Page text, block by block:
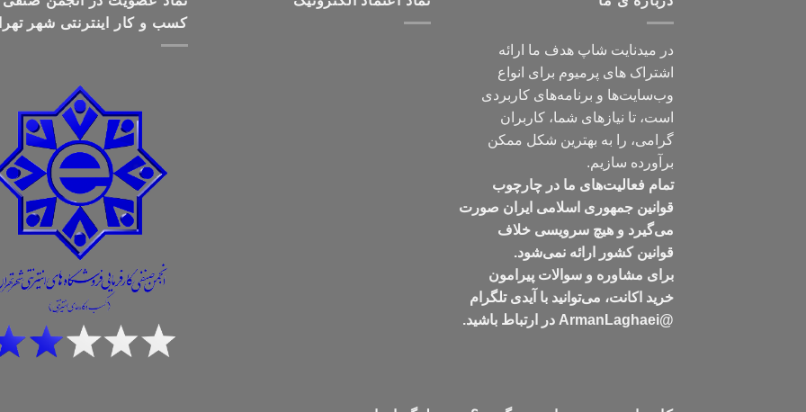
در میدنایت شاپ هدف ما ارائه
اشتراک های پرمیوم برای انواع
وب‌سایت‌ها و برنامه‌های کاربردی
است، تا نیازهای شما، کاربران
گرامی، را به بهترین شکل ممکن
برآورده سازیم.
تمام فعالیت‌های ما در چارچوب
قوانین جمهوری اسلامی ایران صورت
می‌گیرد و هیچ سرویسی خلاف
قوانین کشور ارائه نمی‌شود.
برای مشاوره و سوالات پیرامون
خرید اکانت، می‌توانید با آیدی تلگرام
@ArmanLaghaei در ارتباط باشید.
کسب و کار اینترنتی شهر